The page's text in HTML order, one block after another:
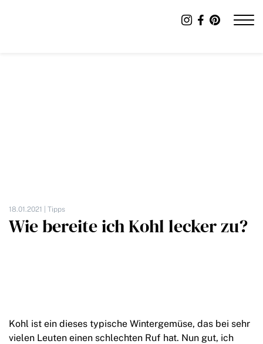
18.01.2021 | Tipps
Wie bereite ich Kohl lecker zu?
Kohl ist ein dieses typische Wintergemüse, das bei sehr
vielen Leuten einen schlechten Ruf hat. Nun gut, ich